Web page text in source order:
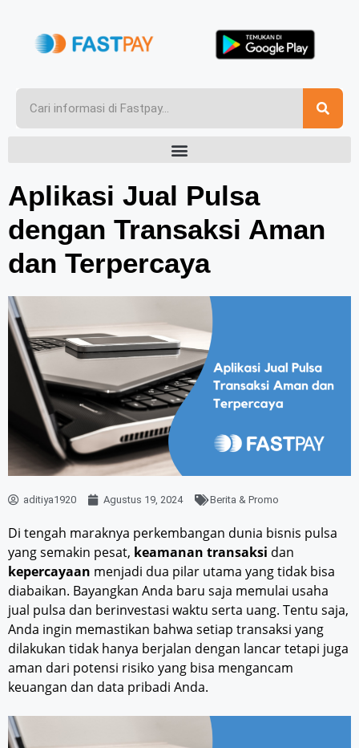
Aplikasi Jual Pulsa
dengan Transaksi Aman
dan Terpercaya
aditiya1920 Agustus 19, 2024 Berita & Promo
Di tengah maraknya perkembangan dunia bisnis pulsa
yang semakin pesat, keamanan transaksi dan
kepercayaan menjadi dua pilar utama yang tidak bisa
diabaikan. Bayangkan Anda baru saja memulai usaha
jual pulsa dan berinvestasi waktu serta uang. Tentu saja,
Anda ingin memastikan bahwa setiap transaksi yang
dilakukan tidak hanya berjalan dengan lancar tetapi juga
aman dari potensi risiko yang bisa mengancam
keuangan dan data pribadi Anda.